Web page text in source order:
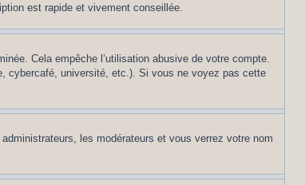
est rapide et vivement conseillée.
Cela empêche l’utilisation abusive de votre compte.
cybercafé, université, etc.). Si vous ne voyez pas cette
les modérateurs et vous verrez votre nom